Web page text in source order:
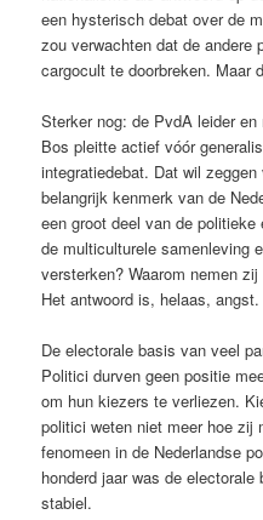
een hysterisch debat over de
zou verwachten dat de andere
cargocult te doorbreken. Maar
Sterker nog: de PvdA leider
Bos pleitte actief vóór
integratiedebat. Dat wil
belangrijk kenmerk van de
een groot deel van de
de multiculturele samenleving
versterken? Waarom nemen
Het antwoord is, helaas, angst.
De electorale basis van veel
Politici durven geen positie
om hun kiezers te verliezen.
politici weten niet meer hoe zij
fenomeen in de Nederlandse
honderd jaar was de
stabiel.